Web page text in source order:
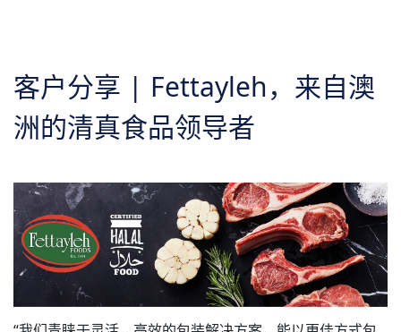
客户分享 | Fettayleh，来自澳
洲的清真食品领导者